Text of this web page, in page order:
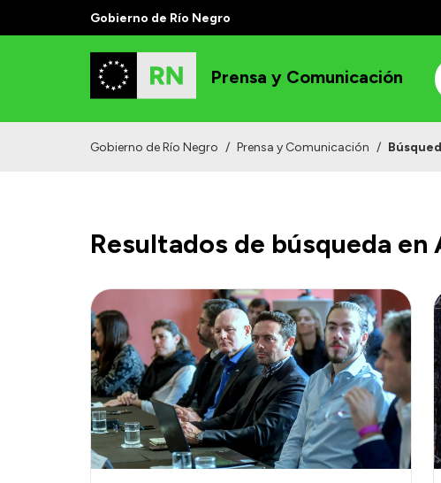
Gobierno de Río Negro
Prensa y Comunicación
Gobierno de Río Negro / Prensa y Comunicación /
Resultados de búsqueda